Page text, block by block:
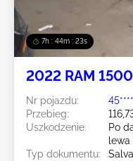
7h : 44m : 20s
2022 RAM
Nr pojazdu:
Przebieg:
Uszkodzenie:
Po
lewa
Typ dokumentu: